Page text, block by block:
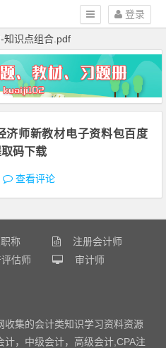
登录
知识点组合.pdf
济师新教材电子资料包百度
码下载
查看评论
称
注册会计师
估师
审计师
收集的会计类知识学习资料资源
，中级会计，高级会计,CPA注